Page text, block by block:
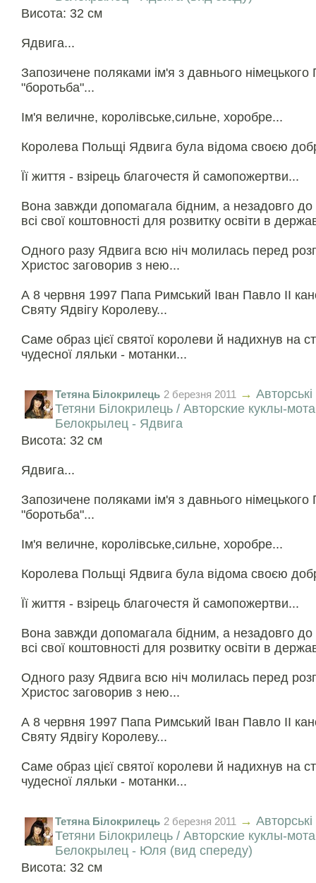
Висота: 32 см
Ядвига...
Запозичене поляками ім'я з давнього німецького
"боротьба"...
Ім'я величне, королівське,сильне, хоробре...
Королева Польщі Ядвига була відома своєю
Її життя - взірець благочестя й самопожертви...
Вона завжди допомагала бідним, а незадовго до
всі свої коштовності для розвитку освіти в
Одного разу Ядвига всю ніч молилась перед
Христос заговорив з нею...
А 8 червня 1997 Папа Римський Іван Павло II
Святу Ядвігу Королеву...
Саме образ цієї святої королеви й надихнув на
чудесної ляльки - мотанки...
Тетяна Білокрилець 2 березня 2011 →
Тетяни Білокрилець / Авторские куклы-
Белокрылец - Ядвига
Висота: 32 см
Ядвига...
Запозичене поляками ім'я з давнього німецького
"боротьба"...
Ім'я величне, королівське,сильне, хоробре...
Королева Польщі Ядвига була відома своєю
Її життя - взірець благочестя й самопожертви...
Вона завжди допомагала бідним, а незадовго до
всі свої коштовності для розвитку освіти в
Одного разу Ядвига всю ніч молилась перед
Христос заговорив з нею...
А 8 червня 1997 Папа Римський Іван Павло II
Святу Ядвігу Королеву...
Саме образ цієї святої королеви й надихнув на
чудесної ляльки - мотанки...
Тетяна Білокрилець 2 березня 2011 →
Тетяни Білокрилець / Авторские куклы-
Белокрылец - Юля (вид спереду)
Висота: 32 см